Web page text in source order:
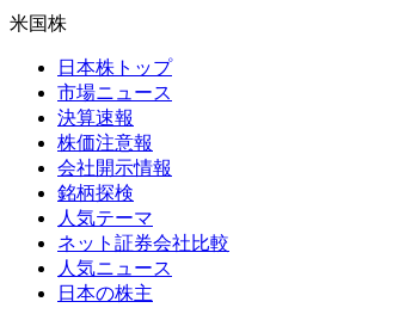
米国株
日本株トップ
市場ニュース
決算速報
株価注意報
会社開示情報
銘柄探検
人気テーマ
ネット証券会社比較
人気ニュース
日本の株主